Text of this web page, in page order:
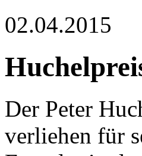
02.04.2015
Der Peter
verliehen für